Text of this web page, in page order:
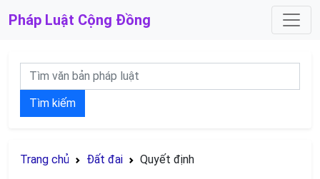
Pháp Luật Cộng Đồng
Tìm kiếm
Trang chủ Đất đai Quyết định